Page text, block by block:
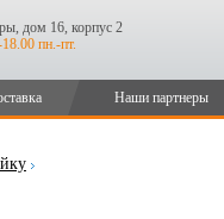
дом 16, корпус 2
пн.-пт.
Наши партнеры